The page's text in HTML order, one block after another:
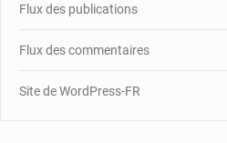
Flux des publications
Flux des commentaires
Site de WordPress-FR